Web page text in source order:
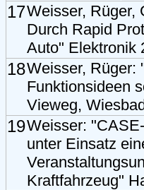
17Weisser, Rüger,
Durch Rapid
Auto" Elektronik
18Weisser, Rüger:
Funktionsideen
Vieweg,
19Weisser:
unter Einsatz
Kraftfahrzeug"